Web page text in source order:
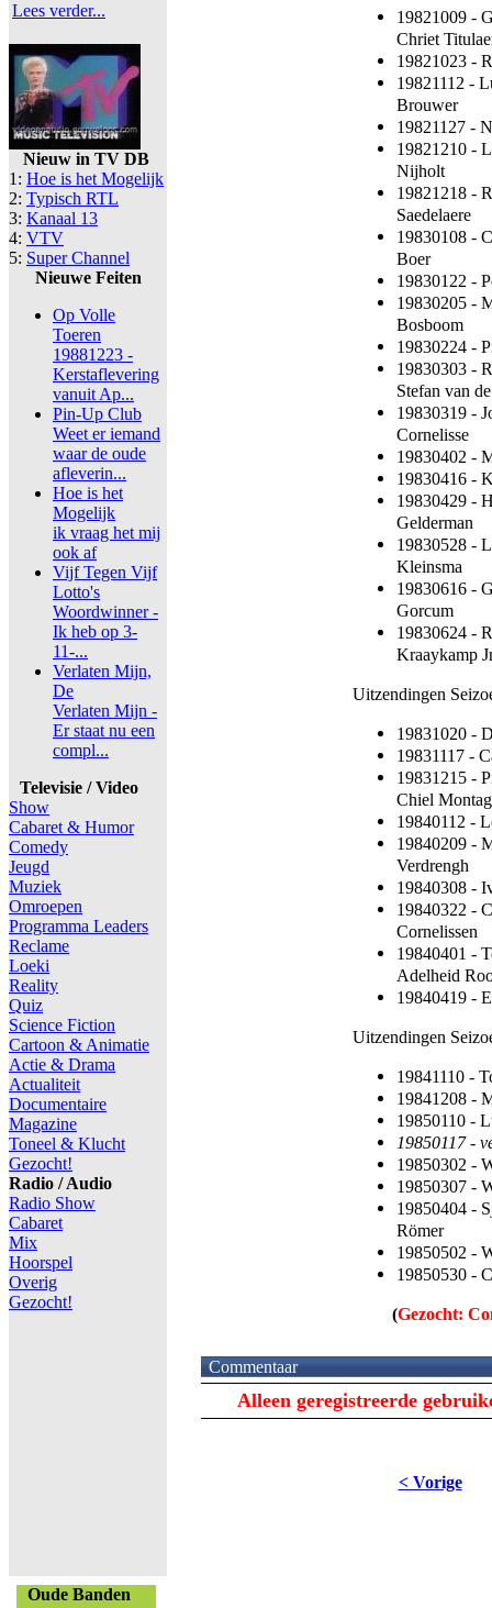
Lees verder...
Nieuw in TV DB
1: Hoe is het Mogelijk
2: Typisch RTL
3: Kanaal 13
4: VTV
5: Super Channel
Nieuwe Feiten
Op Volle
Toeren
19881223 -
Kerstaflevering
vanuit Ap...
Pin-Up Club
Weet er iemand
waar de oude
afleverin...
Hoe is het
Mogelijk
ik vraag het mij
ook af
Vijf Tegen Vijf
Lotto's
Woordwinner -
Ik heb op 3-
11-...
Verlaten Mijn,
De
Verlaten Mijn -
Er staat nu een
compl...
Televisie / Video
Show
Cabaret & Humor
Comedy
Jeugd
Muziek
Omroepen
Programma Leaders
Reclame
Loeki
Reality
Quiz
Science Fiction
Cartoon & Animatie
Actie & Drama
Actualiteit
Documentaire
Magazine
Toneel & Klucht
Gezocht!
Radio / Audio
Radio Show
Cabaret
Mix
Hoorspel
Overig
Gezocht!
Oude Banden
19821009 -
Chriet
19821023 -
19821112 -
Brouwer
19821127 -
19821210 -
Nijholt
19821218 -
Saedelaere
19830108 -
Boer
19830122 -
19830205 -
Bosboom
19830224 -
19830303 -
Stefan van
19830319 -
Cornelisse
19830402 -
19830416 -
19830429 -
Gelderman
19830528 -
Kleinsma
19830616 -
Gorcum
19830624 -
Kraaykamp
Uitzendingen
19831020 -
19831117 -
19831215 -
Chiel
19840112 -
19840209 -
Verdrengh
19840308 -
19840322 -
Cornelissen
19840401 -
Adelheid
19840419 -
Uitzendingen
19841110 -
19841208 -
19850110 -
19850117 -
19850302 -
19850307 -
19850404 -
Römer
19850502 -
19850530 -
(Gezocht:
Commentaar
Alleen geregistreerde
< Vorige